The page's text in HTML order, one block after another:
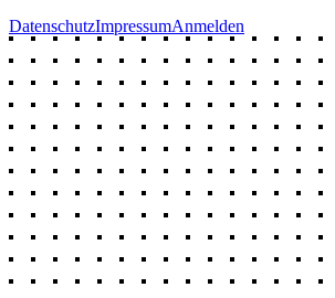
DatenschutzImpressumAnmelden